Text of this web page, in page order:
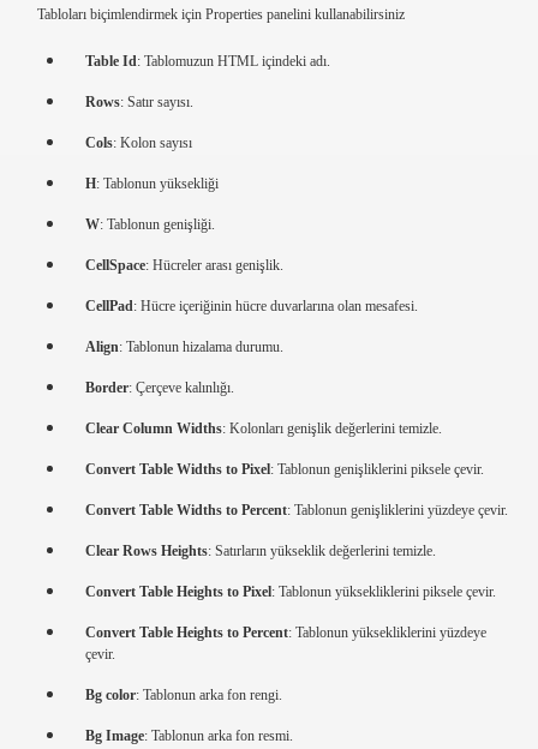
Tabloları biçimlendirmek için Properties panelini kullanabilirsiniz
Table Id: Tablomuzun HTML içindeki adı.
Rows: Satır sayısı.
Cols: Kolon sayısı
H: Tablonun yüksekliği
W: Tablonun genişliği.
CellSpace: Hücreler arası genişlik.
CellPad: Hücre içeriğinin hücre duvarlarına olan mesafesi.
Align: Tablonun hizalama durumu.
Border: Çerçeve kalınlığı.
Clear Column Widths: Kolonları genişlik değerlerini temizle.
Convert Table Widths to Pixel: Tablonun genişliklerini piksele çevir.
Convert Table Widths to Percent: Tablonun genişliklerini yüzdeye çevir.
Clear Rows Heights: Satırların yükseklik değerlerini temizle.
Convert Table Heights to Pixel: Tablonun yüksekliklerini piksele çevir.
Convert Table Heights to Percent: Tablonun yüksekliklerini yüzdeye
çevir.
Bg color: Tablonun arka fon rengi.
Bg Image: Tablonun arka fon resmi.